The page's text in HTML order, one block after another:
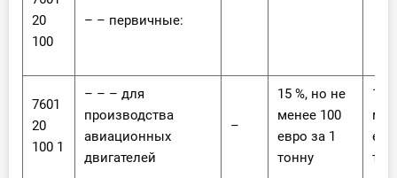
20
100
– – первичные:
7601
20
100 1
– – – для
производства
авиационных
двигателей
–
15 %, но не
менее 100
евро за 1
тонну
15